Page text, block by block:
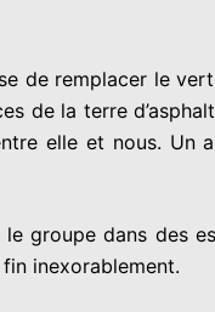
de remplacer le
de la terre
elle et nous. Un
groupe dans des
inexorablement.